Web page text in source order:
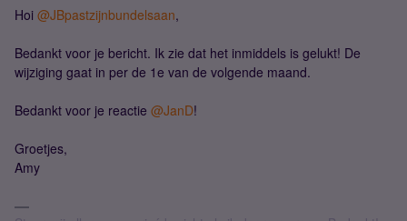
Hoi ​ @JBpastzijnbundelsaan,
Bedankt voor je bericht. Ik zie dat het inmiddels is gelukt! De
wijziging gaat in per de 1e van de volgende maand.
Bedankt voor je reactie ​ @JanD!
Groetjes,
Amy